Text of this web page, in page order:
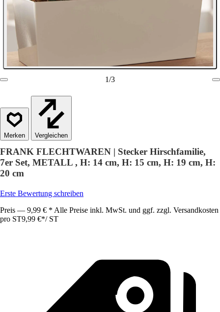
1/3
Vergleichen
FRANK FLECHTWAREN | Stecker Hirschfamilie,
7er Set, METALL , H: 14 cm, H: 15 cm, H: 19 cm, H:
20 cm
Erste Bewertung schreiben
Preis — 9,99 € * Alle Preise inkl. MwSt. und ggf. zzgl. Versandkosten
pro ST9,99 €*/ ST